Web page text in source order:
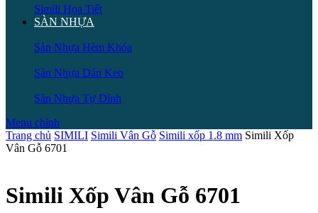
Simili Họa Tiết
SÀN NHỰA
Sàn Nhựa Hèm Khóa
Sàn Nhựa Dán Keo
Sàn Nhựa Tự Dính
Menu chính
Trang chủ SIMILI Simili Vân Gỗ Simili xốp 1.8 mm Simili Xốp
Vân Gỗ 6701
Simili Xốp Vân Gỗ 6701